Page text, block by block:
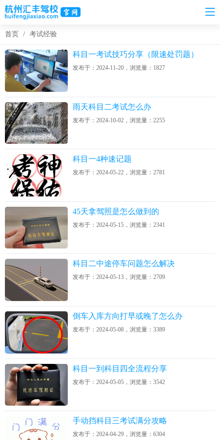
首页 / 考试经验
科目一考试技巧分享（限速处罚题）
发布于：2024-11-20，浏览量：1827
雨天科目二考试怎么办
发布于：2024-10-02，浏览量：2255
科目一4种速记题
发布于：2024-05-22，浏览量：2781
45天拿驾照是怎么做到的
发布于：2024-05-15，浏览量：2341
科目二中途停车问题怎么解决
发布于：2024-05-13，浏览量：2709
倒车入库方向打早或晚了怎么办
发布于：2024-05-08，浏览量：3389
科目一到科目四全流程分享
发布于：2024-05-05，浏览量：3542
手动挡科目三考试满分攻略
发布于：2024-04-29，浏览量：6304